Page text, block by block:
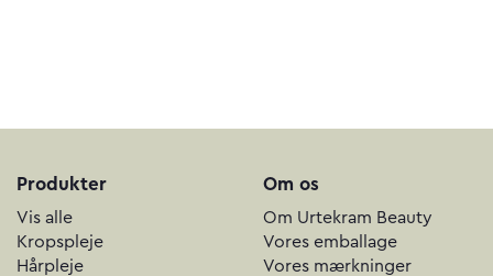
Produkter
Vis alle
Kropspleje
Hårpleje
Om os
Om Urtekram Beauty
Vores emballage
Vores mærkninger